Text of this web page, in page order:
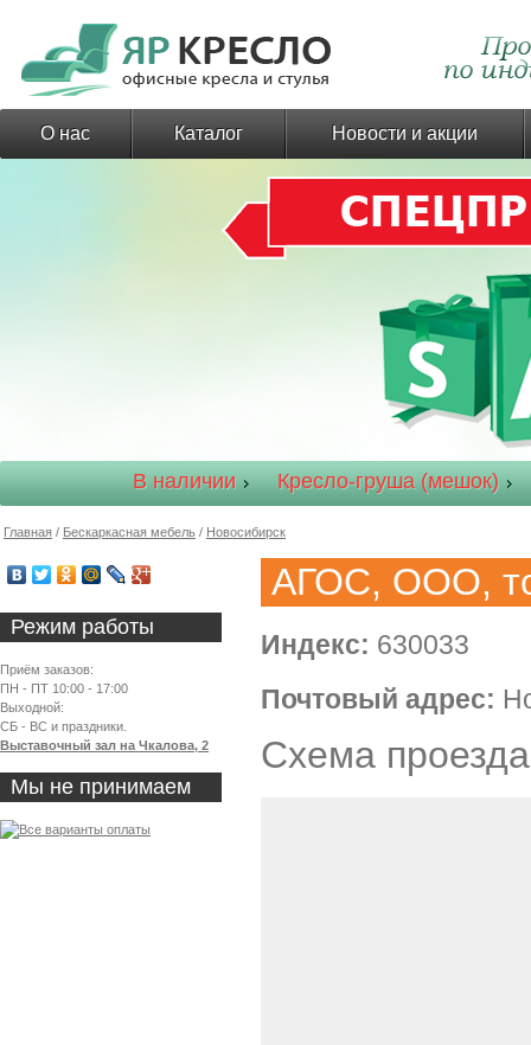
О нас Каталог Новости и акции
В наличии Кресло-груша (мешок)
Главная / Бескаркасная мебель / Новосибирск
АГОС, ООО,
Индекс: 630033
Почтовый адрес:
Схема
Режим работы
Приём заказов:
ПН - ПТ 10:00 - 17:00
Выходной:
СБ - ВС и праздники.
Выставочный зал на Чкалова, 2
Мы не принимаем